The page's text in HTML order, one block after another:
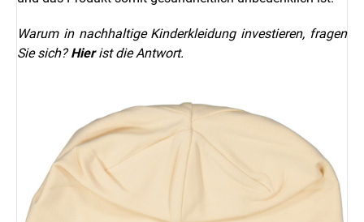
Warum in nachhaltige Kinderkleidung investieren, fragen
Sie sich? Hierist die Antwort.